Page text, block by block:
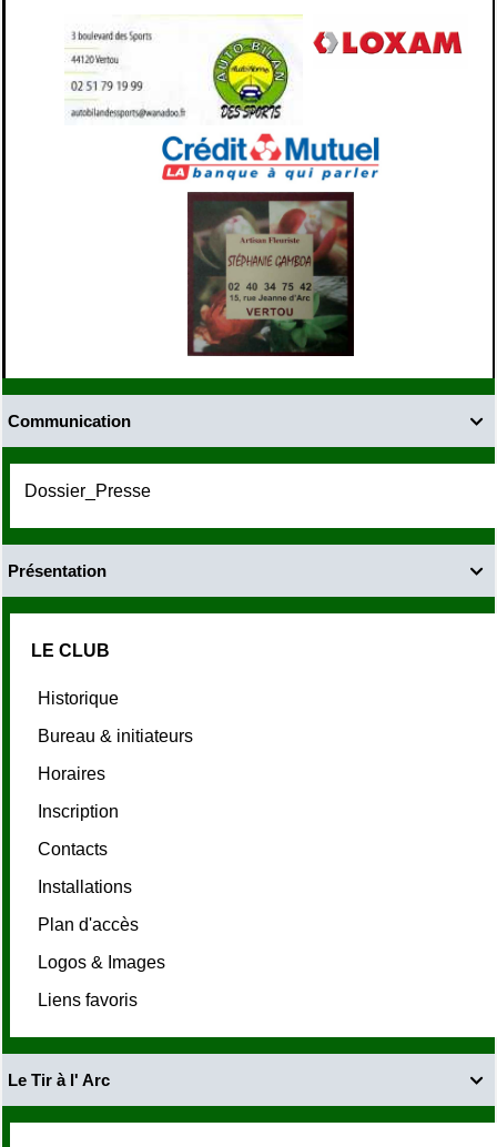

Communication
Dossier_Presse

Présentation
LE CLUB
Historique
Bureau & initiateurs
Horaires
Inscription
Contacts
Installations
Plan d'accès
Logos & Images
Liens favoris

Le Tir à l' Arc